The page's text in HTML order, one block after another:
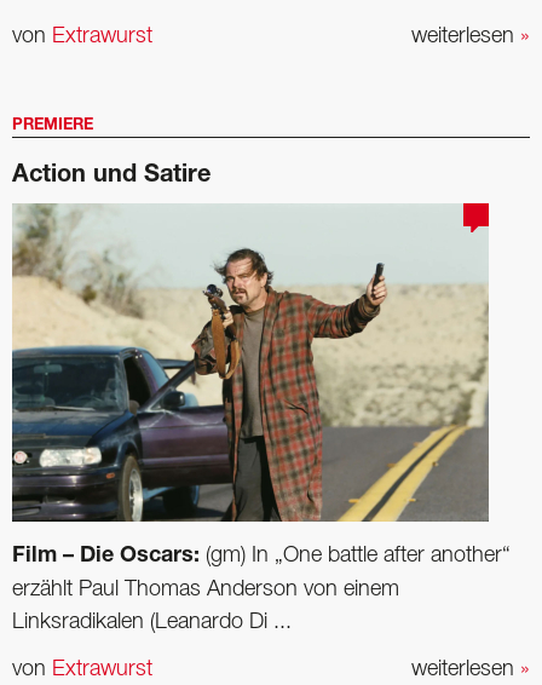
weiterlesen »
von Extrawurst
PREMIERE
Action und Satire
Film – Die Oscars: (gm) In „One battle after another“
erzählt Paul Thomas Anderson von einem
Linksradikalen (Leanardo Di ...
weiterlesen »
von Extrawurst